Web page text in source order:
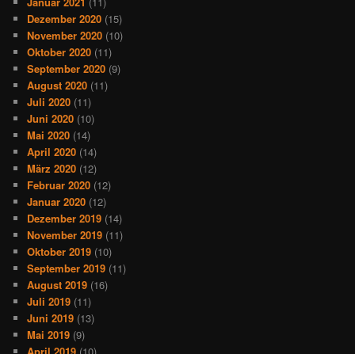
Dezember 2020 (15)
November 2020 (10)
Oktober 2020 (11)
September 2020 (9)
August 2020 (11)
Juli 2020 (11)
Juni 2020 (10)
Mai 2020 (14)
April 2020 (14)
März 2020 (12)
Februar 2020 (12)
Januar 2020 (12)
Dezember 2019 (14)
November 2019 (11)
Oktober 2019 (10)
September 2019 (11)
August 2019 (16)
Juli 2019 (11)
Juni 2019 (13)
Mai 2019 (9)